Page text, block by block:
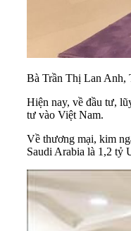
Bà Trần Thị Lan Anh,
Hiện nay, về đầu tư,
tư vào Việt Nam.
Về thương mại, kim
Saudi Arabia là 1,2 tỷ